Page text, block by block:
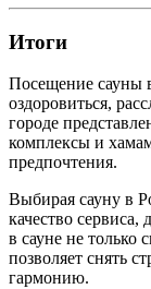
Итоги
Посещение сауны
оздоровиться,
городе
комплексы и
предпочтения.
Выбирая сауну в
качество
в сауне не только
позволяет снять
гармонию.